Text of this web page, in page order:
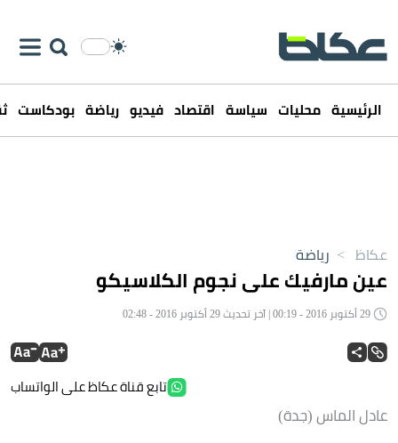
الرئيسية محليات سياسة اقتصاد فيديو رياضة بودكاست
عكاظ > رياضة
عين مارفيك على نجوم الكلاسيكو
تابع قناة عكاظ على الواتساب
عادل الماس (جدة)